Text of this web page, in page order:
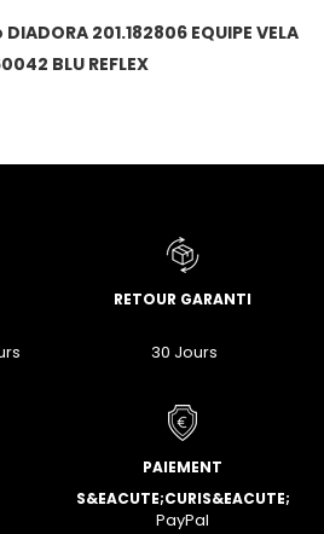
201.182806 EQUIPE VELA
BLU REFLEX
RETOUR GARANTI
30 Jours
PAIEMENT
S&EACUTE;CURIS&EACUTE;
PayPal